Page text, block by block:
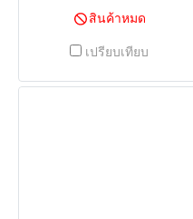
สินค้าหมด
เปรียบเทียบ